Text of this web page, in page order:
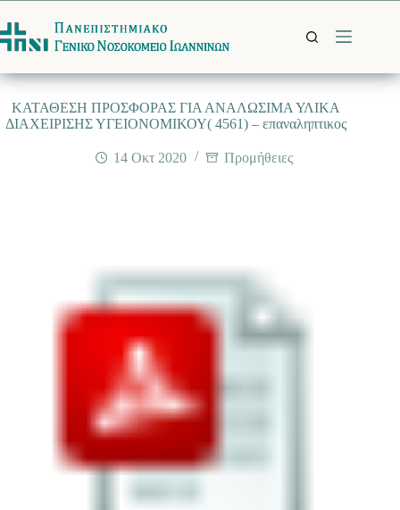
στο
περιεχόμενο
ΚΑΤΑΘΕΣΗ ΠΡΟΣΦΟΡΑΣ ΓΙΑ ΑΝΑΛΩΣΙΜΑ ΥΛΙΚΑ
ΔΙΑΧΕΙΡΙΣΗΣ ΥΓΕΙΟΝΟΜΙΚΟΥ( 4561) – επαναληπτικος
14 Οκτ 2020 Προμήθειες